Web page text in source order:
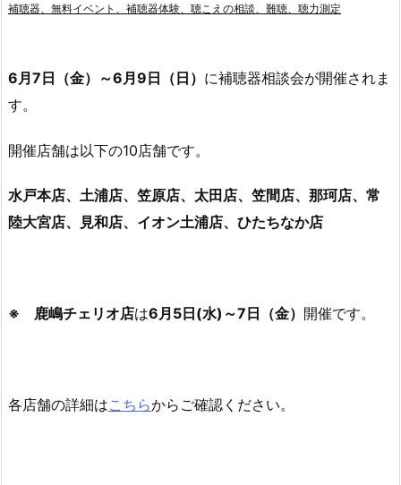
補聴器、無料イベント、補聴器体験、聴こえの相談、難聴、聴力測定
6月7日（金）～6月9日（日） に補聴器相談会が開催されま
す。
開催店舗は以下の10店舗です。
水戸本店、土浦店、笠原店、太田店、笠間店、那珂店、常
陸大宮店、見和店、イオン土浦店、ひたちなか店
※ 鹿嶋チェリオ店は6月5日(水)～7日（金） 開催です。
各店舗の詳細はこちらからご確認ください。